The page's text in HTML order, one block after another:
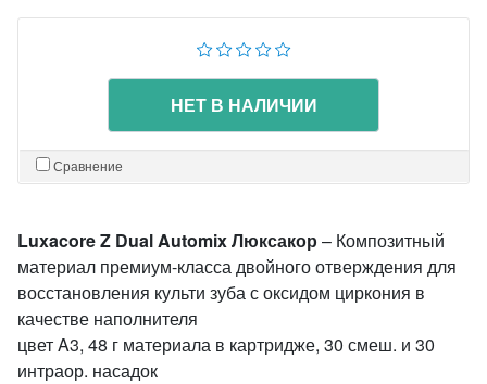
НЕТ В НАЛИЧИИ
Сравнение
Luxacore Z Dual Automix Люксакор – Композитный
материал премиум-класса двойного отверждения для
восстановления культи зуба с оксидом циркония в
качестве наполнителя
цвет A3, 48 г материала в картридже, 30 смеш. и 30
интраор. насадок